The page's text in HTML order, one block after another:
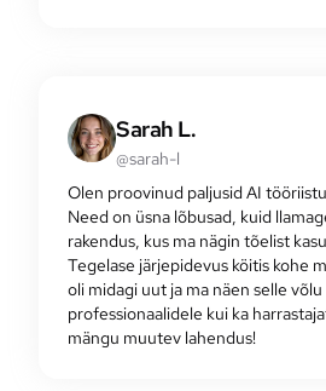
Sarah L.
@sarah-l
Olen proovinud paljusid AI
Need on üsna lõbusad, kuid
rakendus, kus ma nägin tõelist
Tegelase järjepidevus köitis kohe
oli midagi uut ja ma näen selle võlu
professionaalidele kui ka
mängu muutev lahendus!